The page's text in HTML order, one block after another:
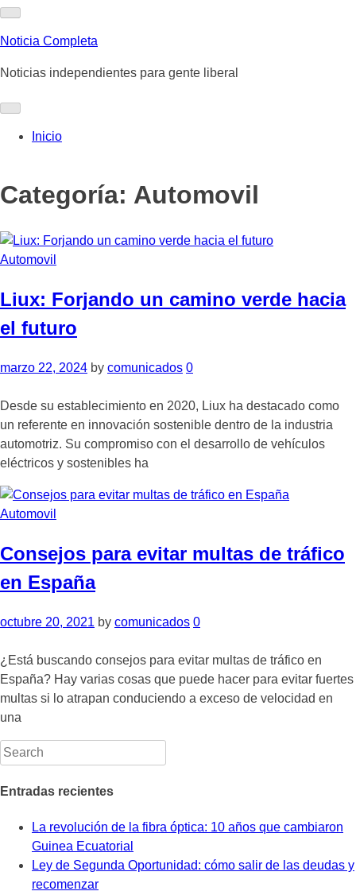
Skip
content
Noticia Completa
Noticias independientes para gente liberal
Inicio
Categoría: Automovil
Automovil
Liux: Forjando un camino verde hacia
el futuro
marzo 22, 2024 by comunicados 0
Desde su establecimiento en 2020, Liux ha destacado como
un referente en innovación sostenible dentro de la industria
automotriz. Su compromiso con el desarrollo de vehículos
eléctricos y sostenibles ha
Automovil
Consejos para evitar multas de tráfico
en España
octubre 20, 2021 by comunicados 0
¿Está buscando consejos para evitar multas de tráfico en
España? Hay varias cosas que puede hacer para evitar fuertes
multas si lo atrapan conduciendo a exceso de velocidad en
una
Entradas recientes
La revolución de la fibra óptica: 10 años que cambiaron
Guinea Ecuatorial
Ley de Segunda Oportunidad: cómo salir de las deudas y
recomenzar